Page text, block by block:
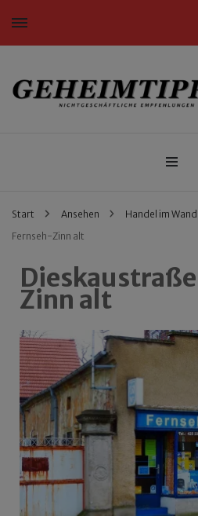
Nichtgeschäftliche Empfehlungen für
Start Ansehen Handel im
Fernseh-Zinn alt
Zinn alt